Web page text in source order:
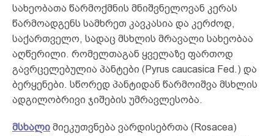
სახეობათა წარმოქმნის მნიშვნელოვან კერას
წარმოადგენს სამხრეთ კავკასია და კერძოდ,
საქართველო, სადაც მსხლის მრავალი სახეობაა
აღწერილი. რომელთაგან ყველაზე ფართოდ
გავრცელებულია პანტები (Pyrus caucasica Fed.) და
ბერყენები. სწორედ პანტიდან წარმოიშვა მსხლის
ადგილობრივი ჯიშების უმრავლესობა.
მსხალი მიეკუთვნება ვარდისებრთა (Rosacea)